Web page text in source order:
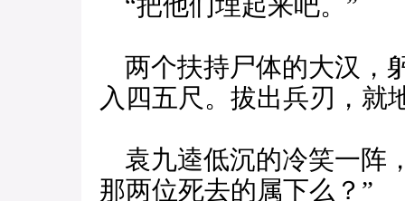
两个扶持尸体的大汉，
入四五尺。拔出兵刃，就
袁九逵低沉的冷笑一阵
那两位死去的属下么？”